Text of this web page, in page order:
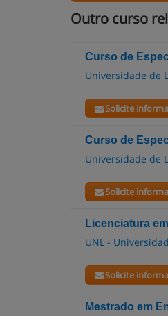
Outro curso
Curso de
Universidade de
Solicite
Curso de
Universidade de
Solicite
Licenciatura
UNL -
Solicite
Mestrado em